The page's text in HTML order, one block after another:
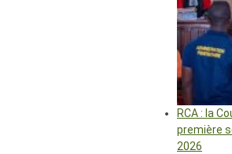
RCA : la
première
2026